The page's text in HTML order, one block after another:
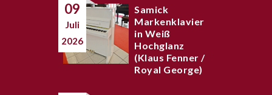
09
Juli
2026
Samick
Markenklavier
in Weiß
Hochglanz
(Klaus Fenner /
Royal George)